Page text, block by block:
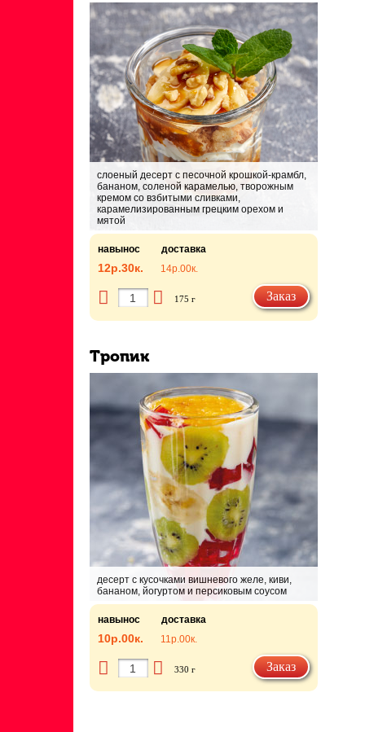
слоеный десерт с песочной крошкой-крамбл,
бананом, соленой карамелью, творожным
кремом со взбитыми сливками,
карамелизированным грецким орехом и
мятой
навынос доставка
12р.30к. 14р.00к.
175 г Заказ
Тропик
десерт с кусочками вишневого желе, киви,
бананом, йогуртом и персиковым соусом
навынос доставка
10р.00к. 11р.00к.
330 г Заказ